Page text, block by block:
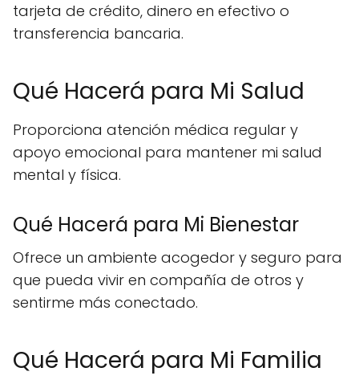
tarjeta de crédito, dinero en efectivo o
transferencia bancaria.
Qué Hacerá para Mi Salud
Proporciona atención médica regular y
apoyo emocional para mantener mi salud
mental y física.
Qué Hacerá para Mi Bienestar
Ofrece un ambiente acogedor y seguro para
que pueda vivir en compañía de otros y
sentirme más conectado.
Qué Hacerá para Mi Familia